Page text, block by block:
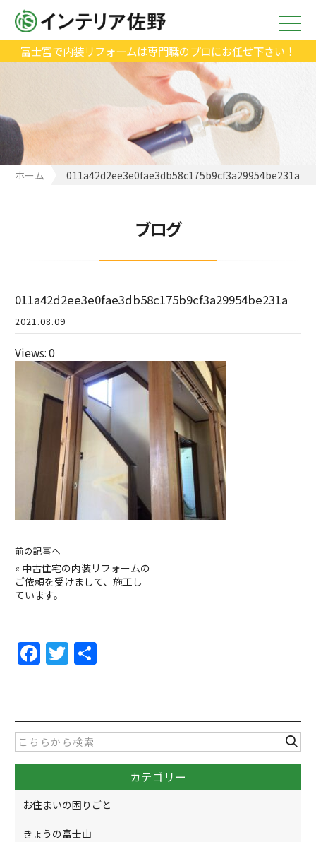
富士宮で内装リフォームは専門職のプロにお任せ下さい！
ホーム 011a42d2ee3e0fae3db58c175b9cf3a29954be231a
ブログ
011a42d2ee3e0fae3db58c175b9cf3a29954be231a
2021.08.09
Views: 0
前の記事へ
« 中古住宅の内装リフォームの
ご依頼を受けまして、施工し
ています。
F
a
e
b
o
o
k
T
w
er
カテゴリー
お住まいの困りごと
きょうの富士山